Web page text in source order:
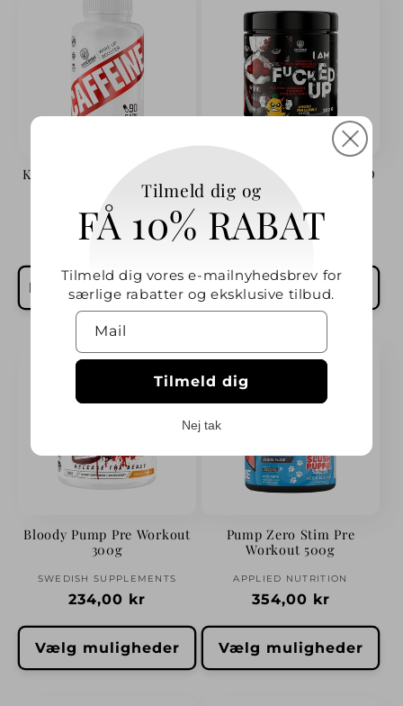
Koffein 200 mg 90 kapsler
Forhandler:
SWEDISH SUPPLEMENTS
Normalpris
64,00 kr
Læg i indkøbskurv
Fucked Up Joker Edit PWO
300g
Forhandler:
SWEDISH SUPPLEMENTS
Normalpris
255,00 kr
Vælg muligheder
Bloody Pump Pre Workout
300g
Forhandler:
SWEDISH SUPPLEMENTS
Normalpris
234,00 kr
Vælg muligheder
Pump Zero Stim Pre
Workout 500g
Forhandler:
APPLIED NUTRITION
Normalpris
354,00 kr
Vælg muligheder
Tilmeld dig og
FÅ 10% RABAT
Tilmeld dig vores e-mailnyhedsbrev for
særlige rabatter og eksklusive tilbud.
Mail
Tilmeld dig
Nej tak
Login påkrævet
Log ind på din konto for at tilføje produkter
til din ønskeliste og se dine tidligere gemte
varer.
Log ind